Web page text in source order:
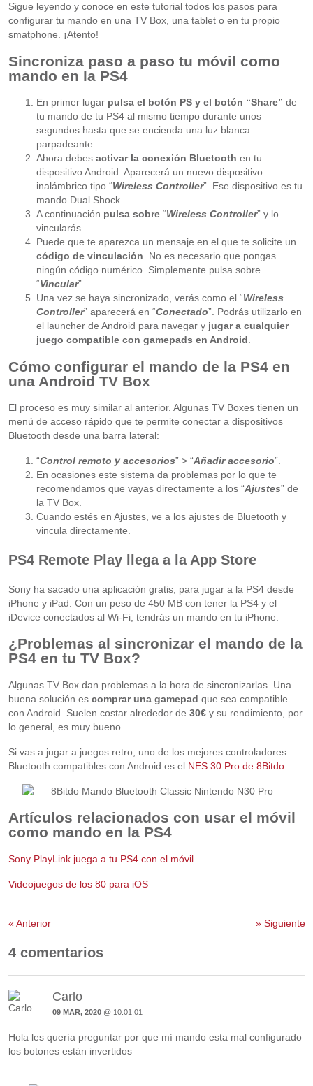
Sigue leyendo y conoce en este tutorial todos los pasos para
configurar tu mando en una TV Box, una tablet o en tu propio
smatphone. ¡Atento!
Sincroniza paso a paso tu móvil como
mando en la PS4
En primer lugar pulsa el botón PS y el botón “Share” de
tu mando de tu PS4 al mismo tiempo durante unos
segundos hasta que se encienda una luz blanca
parpadeante.
Ahora debes activar la conexión Bluetooth en tu
dispositivo Android. Aparecerá un nuevo dispositivo
inalámbrico tipo “Wireless Controller”. Ese dispositivo es tu
mando Dual Shock.
A continuación pulsa sobre“Wireless Controller” y lo
vincularás.
Puede que te aparezca un mensaje en el que te solicite un
código de vinculación . No es necesario que pongas
ningún código numérico. Simplemente pulsa sobre
“Vincular”.
Una vez se haya sincronizado, verás como el “Wireless
Controller” aparecerá en “Conectado”. Podrás utilizarlo en
el launcher de Android para navegar y jugar a cualquier
juego compatible con gamepads en Android
Cómo configurar el mando de la PS4 en
una Android TV Box
El proceso es muy similar al anterior. Algunas TV Boxes tienen un
menú de acceso rápido que te permite conectar a dispositivos
Bluetooth desde una barra lateral:
“Control remoto y accesorios” > “Añadir accesorio”.
En ocasiones este sistema da problemas por lo que te
recomendamos que vayas directamente a los “Ajustes” de
la TV Box.
Cuando estés en Ajustes, ve a los ajustes de Bluetooth y
vincula directamente.
PS4 Remote Play llega a la App Store
Sony ha sacado una aplicación gratis, para jugar a la PS4 desde
iPhone y iPad. Con un peso de 450 MB con tener la PS4 y el
iDevice conectados al Wi-Fi, tendrás un mando en tu iPhone.
¿Problemas al sincronizar el mando de la
PS4 en tu TV Box?
Algunas TV Box dan problemas a la hora de sincronizarlas. Una
buena solución es comprar una gamepad que sea compatible
con Android. Suelen costar alrededor de 30€y su rendimiento, por
lo general, es muy bueno.
Si vas a jugar a juegos retro, uno de los mejores controladores
Bluetooth compatibles con Android es el NES 30 Pro de 8Bitdo.
Artículos relacionados con usar el móvil
como mando en la PS4
Sony PlayLink juega a tu PS4 con el móvil
Videojuegos de los 80 para iOS
« Anterior »Siguiente
4 comentarios
Carlo
09 MAR, 2020@ 10:01:01
Hola les quería preguntar por que mí mando esta mal configurado
los botones están invertidos